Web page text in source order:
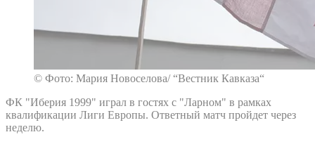
© Фото: Мария Новоселова/ “Вестник Кавказа“
ФК "Иберия 1999" играл в гостях с "Ларном" в рамках
квалификации Лиги Европы. Ответный матч пройдет через
неделю.